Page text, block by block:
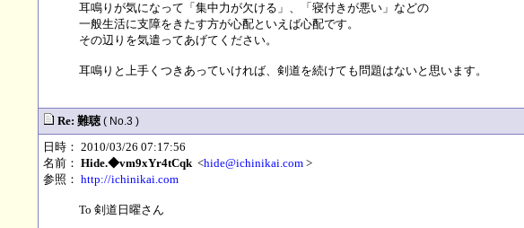
耳鳴りが気になって「集中力が欠ける」、「寝付きが悪い」などの
一般生活に支障をきたす方が心配といえば心配です。
その辺りを気遣ってあげてください。
耳鳴りと上手くつきあっていければ、剣道を続けても問題はないと思います。
Re: 難聴 ( No.3 )
日時： 2010/03/26 07:17:56
名前： Hide.◆vm9xYr4tCqk<hide@ichinikai.com >
参照： http://ichinikai.com
To 剣道日曜さん